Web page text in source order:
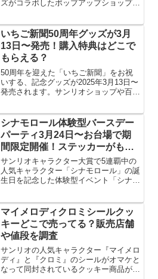
ズがコラボしたポップアップショップ
メイデン×サンリオPOP UP SHOP開催
スケジュー...
いちご新聞50周年グッズが3月
13日〜発売！購入特典はどこで
もらえる？
50周年を迎えた「いちご新聞」をお祝
いする、記念グッズが2025年3月13日〜
発売されます。サンリオショップや百貨
サンリオ関連の商品が増えてて嬉しい♪
この記事ではい...
シナモロール体験型バースデー
パーティ3月24日〜お台場で期
間限定開催！ステッカーがもら
える！
サンリオキャラクター大賞で5連覇中の
人気キャラクター「シナモロール」の誕
生日を記念した体験型イベント「シナモ
クアアリーナにて期間限定で開催されま
す。3月6日に誕生日を迎...
マイメロディクロミシールクッ
キーどこで売ってる？販売店舗
や値段を調査
サンリオの人気キャラクター『マイメロ
ディ』と『クロミ』のシールがオマケと
なって同封されているクッキー商品が人